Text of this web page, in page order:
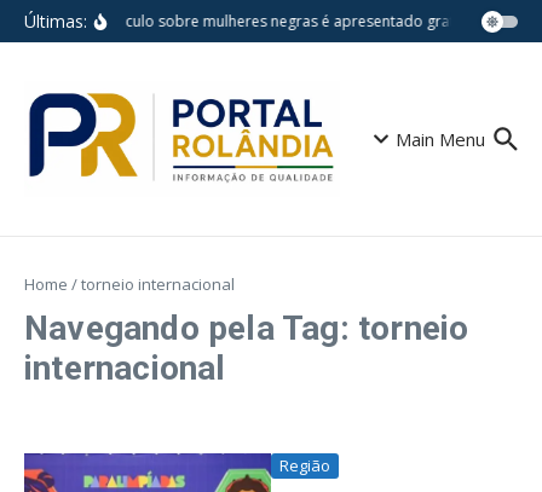
Ir para o conteúdo
Últimas:Espetáculo sobre mulheres negras é apresentado gratuitamente
Main Menu
Home /torneio internacional
Navegando pela Tag: torneio
internacional
Região